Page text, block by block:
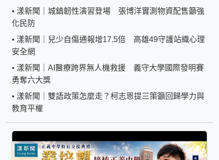
• 漾新聞｜城鎮韌性演習登場 張博洋實測物資配售籲強
化民防
• 漾新聞｜兒少自傷通報增17.5倍 高雄49守護站織心理
安全網
• 漾新聞｜AI醫療跨界無人機救援 義守大學國際發明賽
勇奪六大獎
• 漾新聞｜雙語政策怎麼走？柯志恩提三策籲回歸學力與
教育平權